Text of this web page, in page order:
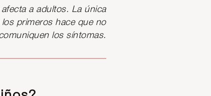
a adultos. La única
primeros hace que no
los síntomas.